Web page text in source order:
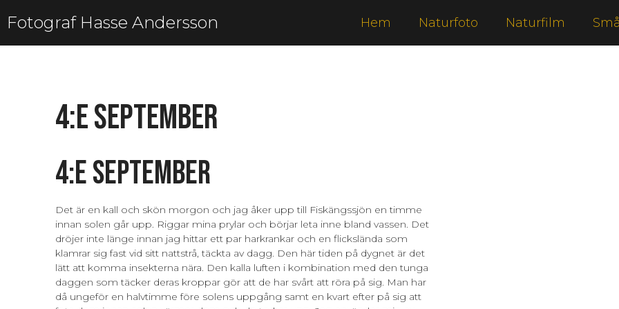
Fotograf Hasse Andersson Hem Naturfoto Naturfilm
4:e september
4:e september
Det är en kall och skön morgon och jag åker upp till Fiskängssjön en timme
innan solen går upp. Riggar mina prylar och börjar leta inne bland vassen. Det
dröjer inte länge innan jag hittar ett par harkrankar och en flickslända som
klamrar sig fast vid sitt nattstrå, täckta av dagg. Den här tiden på dygnet är det
lätt att komma insekterna nära. Den kalla luften i kombination med den tunga
daggen som täcker deras kroppar gör att de har svårt att röra på sig. Man har
då ungeför en halvtimme före solens uppgång samt en kvart efter på sig att